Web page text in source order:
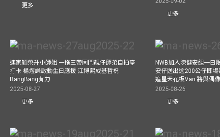
更多
更多
連家穎榮升小師姐 一拖三帶同門靚仔師弟自拍亭
打卡 楊煜謙啟動生日應援 江博熙成基哲祝
BangBang有力
2025-08-27
更多
NWB加入陳健安組一日
安仔送出逾200公仔即
追星天花板Van 將與偶
2025-08-26
更多